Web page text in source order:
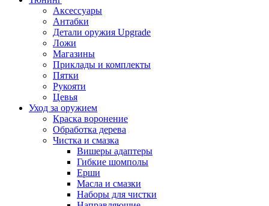
Аксессуары
Антабки
Детали оружия Upgrade
Ложи
Магазины
Приклады и комплекты
Пятки
Рукояти
Цевья
Уход за оружием
Краска воронение
Обработка дерева
Чистка и смазка
Вишеры адаптеры
Гибкие шомполы
Ерши
Масла и смазки
Наборы для чистки